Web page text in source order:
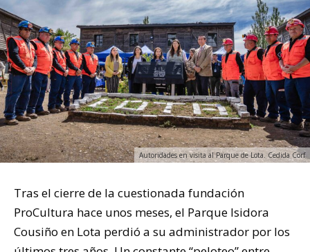
Autoridades en visita al Parque de Lota. Cedida Corf
Tras el cierre de la cuestionada fundación
ProCultura hace unos meses, el Parque Isidora
Cousiño en Lota perdió a su administrador por los